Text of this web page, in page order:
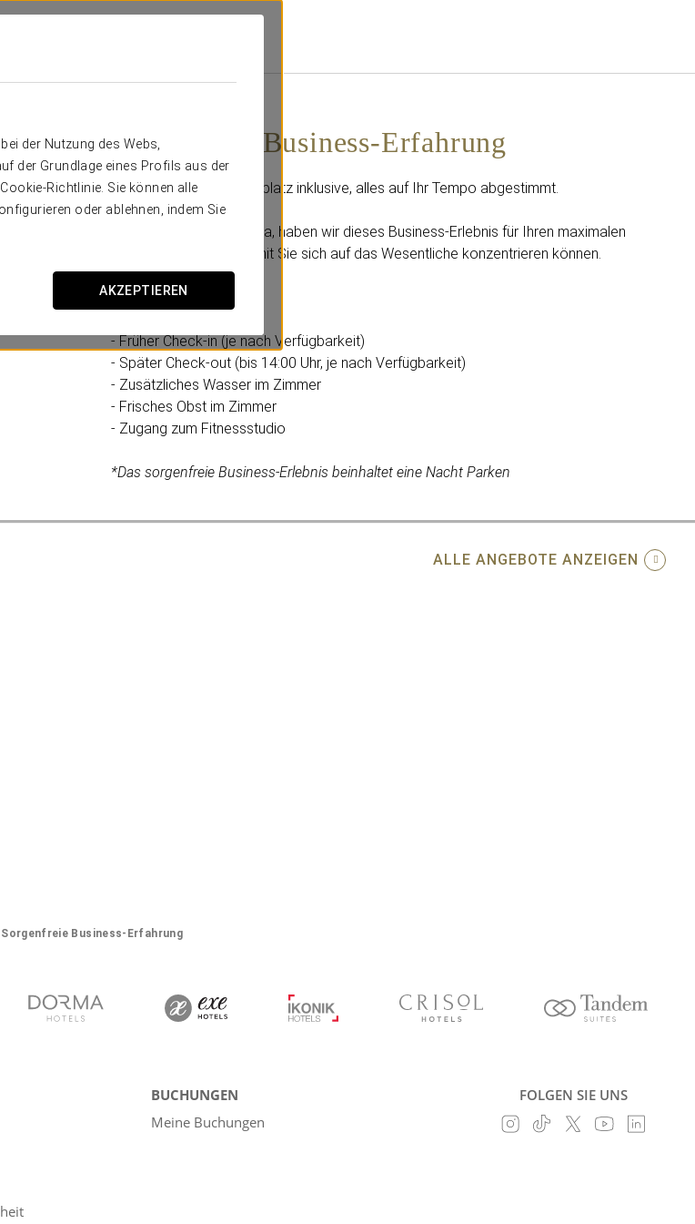
der Nutzung des Webs,
der Grundlage eines Profils aus der
Richtlinie. Sie können alle
oder ablehnen, indem Sie
AKZEPTIEREN
Sorgenfreie Business-Erfahrung
Flexible Zeiten und Parkplatz inklusive, alles auf Ihr Tempo abgestimmt.
Im Eurostars Blue Coruña, haben wir dieses Business-Erlebnis für Ihren maximalen
Komfort entworfen, damit Sie sich auf das Wesentliche konzentrieren können.
Inklusive:
- Früher Check-in (je nach Verfügbarkeit)
- Später Check-out (bis 14:00 Uhr, je nach Verfügbarkeit)
- Zusätzliches Wasser im Zimmer
- Frisches Obst im Zimmer
- Zugang zum Fitnessstudio
*Das sorgenfreie Business-Erlebnis beinhaltet eine Nacht Parken
ALLE ANGEBOTE ANZEIGEN
Sorgenfreie Business-Erfahrung
BUCHUNGEN
Meine Buchungen
FOLGEN SIE UNS